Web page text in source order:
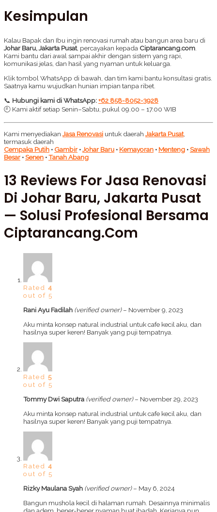
Kesimpulan
Kalau Bapak dan Ibu ingin renovasi rumah atau bangun area baru di
Johar Baru, Jakarta Pusat, percayakan kepada Ciptarancang.com.
Kami bantu dari awal sampai akhir dengan sistem yang rapi,
komunikasi jelas, dan hasil yang nyaman untuk keluarga.
Klik tombol WhatsApp di bawah, dan tim kami bantu konsultasi gratis.
Saatnya kamu wujudkan hunian impian tanpa ribet.
📞 Hubungi kami di WhatsApp:+62 858-8052-3928
🕘 Kami aktif setiap Senin–Sabtu, pukul 09.00 – 17.00 WIB
Kami menyediakan Jasa Renovasi untuk daerah Jakarta Pusat,
termasuk daerah
Cempaka Putih • Gambir•Johar Baru • Kemayoran • Menteng •Sawah
Besar•Senen •Tanah Abang
13 Reviews For Jasa Renovasi
Di Johar Baru, Jakarta Pusat
— Solusi Profesional Bersama
Ciptarancang.com
Rated 4
out of 5
Rani Ayu Fadilah (verified owner) – November 9, 2023
Aku minta konsep natural industrial untuk cafe kecil aku, dan
hasilnya super keren! Banyak yang puji tempatnya.
Rated 5
out of 5
Tommy Dwi Saputra (verified owner) – November 29, 2023
Aku minta konsep natural industrial untuk cafe kecil aku, dan
hasilnya super keren! Banyak yang puji tempatnya.
Rated 4
out of 5
Rizky Maulana Syah (verified owner) – May 6, 2024
Bangun mushola kecil di halaman rumah. Desainnya minimalis
dan adem, bener-bener nyaman buat ibadah. Kerjanya pun